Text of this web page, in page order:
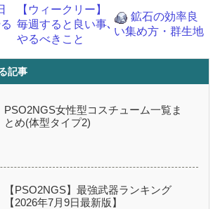
【ウィークリー】
毎週すると良い事､
やるべきこと
鉱石の効率良
い集め方・群生地
記事
PSO2NGS女性型コスチューム一覧ま
とめ(体型タイプ2)
【PSO2NGS】最強武器ランキング
【2026年7月9日最新版】